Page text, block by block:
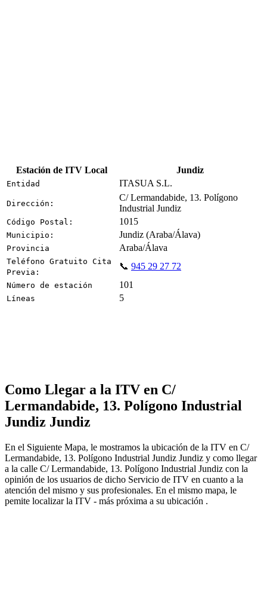
Estación de ITV Local Jundiz
Entidad ITASUA S.L.
Dirección:
C/ Lermandabide, 13. Polígono
Industrial Jundiz
Código Postal: 1015
Municipio: Jundiz (Araba/Álava)
Provincia Araba/Álava
Teléfono Gratuito Cita
Previa:
📞 945 29 27 72
Número de estación 101
Líneas 5
Como Llegar a la ITV en C/
Lermandabide, 13. Polígono Industrial
Jundiz Jundiz
En el Siguiente Mapa, le mostramos la ubicación de la ITV en C/
Lermandabide, 13. Polígono Industrial Jundiz Jundiz y como llegar
a la calle C/ Lermandabide, 13. Polígono Industrial Jundiz con la
opinión de los usuarios de dicho Servicio de ITV en cuanto a la
atención del mismo y sus profesionales. En el mismo mapa, le
pemite localizar la ITV - más próxima a su ubicación .